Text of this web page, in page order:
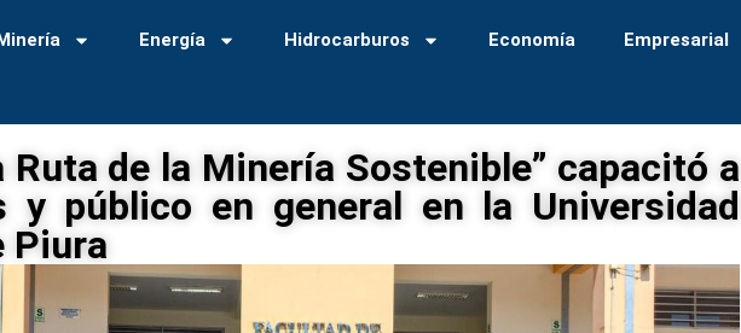
Energía Hidrocarburos Economía Empresarial
Ruta de la Minería Sostenible” capacitó a
y público en general en la Universidad
Piura